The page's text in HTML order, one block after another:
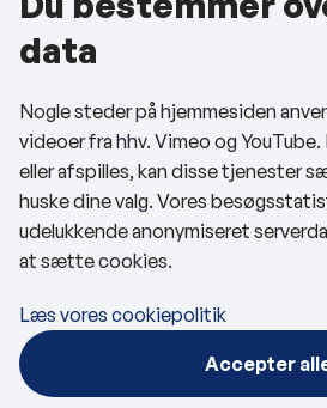
Kontakt os
Telefon- og åbningstider
Tilgængelighedserklæring
Privatlivspolitik
Cookies
Følg os
data
Nogle steder på hjemmesiden
videoer fra hhv. Vimeo og
eller afspilles, kan disse tjenester
huske dine valg. Vores
udelukkende anonymiseret
at sætte cookies.
Læs vores cookiepolitik
Accepter